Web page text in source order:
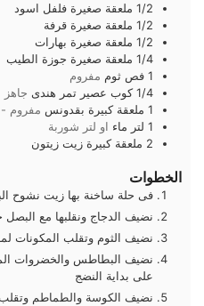
1/2 ملعقة صغيرة فلفل اسود
1/2 ملعقة صغيرة قرفة
1/2 ملعقة صغيرة بهارات
1/4 ملعقة صغيرة جوزة الطيب
1 فص ثوم مفروم
1/4 كوب عصير تمر هندى جاهز
1 ملعقة كبيرة بقدونس مفروم -
1 لتر ماء او لتر شوربة
2 ملعقة كبيرة زيت زيتون
الخطوات
فى حلة ساخنة بها زيت نشوح
نضيف الدجاج ونقلبها مع البصل
نضيف الثوم وتقلب المكونات
نضيف البطاطس والخضروات
على بداية النضج
نضيف الكوسة والطماطم